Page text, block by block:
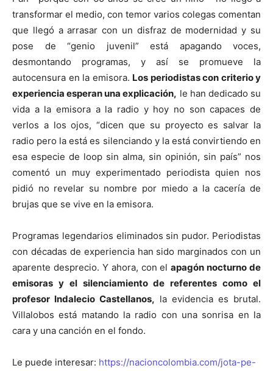
transformar el medio, con temor varios colegas comentan
que llegó a arrasar con un disfraz de modernidad y su
pose de “genio juvenil” está apagando voces,
desmontando programas, y así se promueve la
autocensura en la emisora. Los periodistas con criterio y
experiencia esperan una explicación, le han dedicado su
vida a la emisora a la radio y hoy no son capaces de
verlos a los ojos, “dicen que su proyecto es salvar la
radio pero la está es silenciando y la está convirtiendo en
esa especie de loop sin alma, sin opinión, sin país” nos
comentó un muy experimentado periodista quien nos
pidió no revelar su nombre por miedo a la cacería de
brujas que se vive en la emisora.
Programas legendarios eliminados sin pudor. Periodistas
con décadas de experiencia han sido marginados con un
aparente desprecio. Y ahora, con elapagón nocturno de
emisoras y el silenciamiento de referentes como el
profesor Indalecio Castellanos, la evidencia es brutal.
Villalobos está matando la radio con una sonrisa en la
cara y una canción en el fondo.
Le puede interesar: https://nacioncolombia.com/jota-pe-